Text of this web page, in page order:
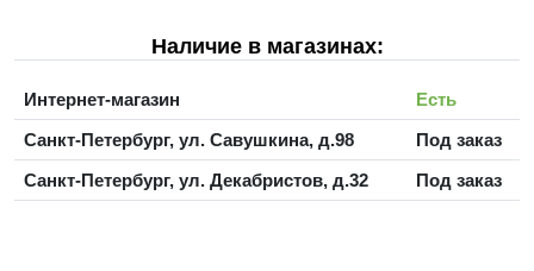
Наличие в магазинах:
Интернет-магазин
Есть
Санкт-Петербург, ул. Савушкина, д.98
Под заказ
Санкт-Петербург, ул. Декабристов, д.32
Под заказ